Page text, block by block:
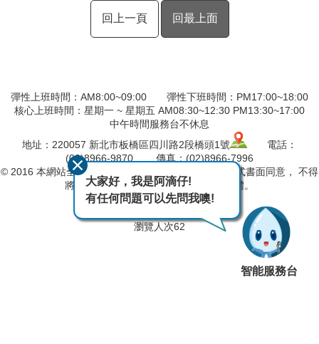
回上一頁 回最上面
彈性上班時間：AM8:00~09:00 彈性下班時間：PM17:00~18:00
核心上班時間：星期一 ~ 星期五 AM08:30~12:30 PM13:30~17:00
中午時間服務台不休息
地址：220057 新北市板橋區四川路2段橋頭1號
電話：
(02)8966-9870 傳真：(02)8966-7996
© 2016 本網站全部圖文版權係屬本分署所有，非經正式書面同意， 不得
將全部或部分內容，轉載於任何形式媒體。
瀏覽人次62
大家好，我是阿滴仔!
有任何問題可以先問我噢!
智能服務台